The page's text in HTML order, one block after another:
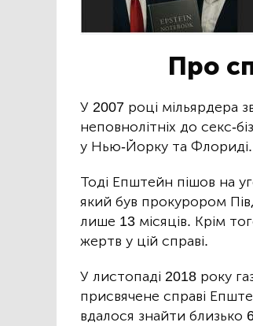
Про
У 2007 році мільярдера
неповнолітніх до секс-
у Нью-Йорку та Флориді.
Тоді Епштейн пішов на
який був прокурором
лише 13 місяців. Крім
жертв у цій справі.
У листопаді 2018 року
присвячене справі
вдалося знайти близько